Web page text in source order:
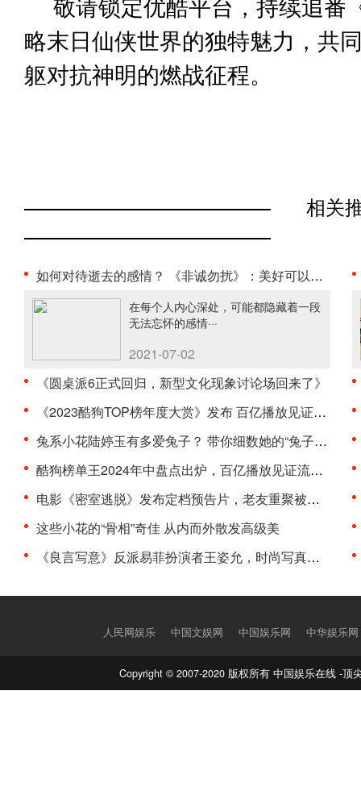
略末日仙侠世界的独特魅力，共
躯对抗神明的燃战征程。
相关
如何对待逝去的感情？ 《非诚勿扰》：美好可以怀念，···
在每个人内心深处，可能都隐藏着一段
无法忘怀的感情···
2021-07-02
《圆桌派6正式回归，新型文化现象讨论场回来了》
《2023酷狗TOP榜年度大赏》发布 百亿播放见证流行诞···
兔系小花陆婷玉有多爱兔子？ 带你细数她的“兔子控”···
酷狗榜单王2024年中盘点出炉，百亿播放见证流行趋势···
电影《密室逃脱》发布定档预告片，老友重聚被困泰国···
这些小花的“骨相”奇佳 从内而外散发高级美
《良言写意》反派易菲扮演者王姿允，时尚写真曝光气···
人民网娱乐 中国文娱网 中国娱乐网 中华娱乐网
Copyright © 2007-2020 版权所有 中国娱乐在线 -顶